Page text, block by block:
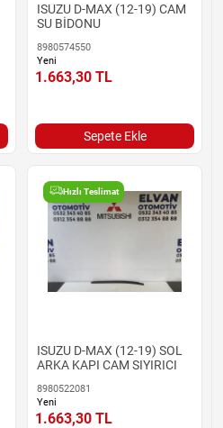
ISUZU D-MAX (12-19) CAM
SU BİDONU
8980574550
Yeni
1.663,30 TL
Sepete Ekle
Hızlı Teslimat
ISUZU D-MAX (12-19) SOL
ARKA KAPI CAM SIYIRICI
8980522081
Yeni
1.663,30 TL